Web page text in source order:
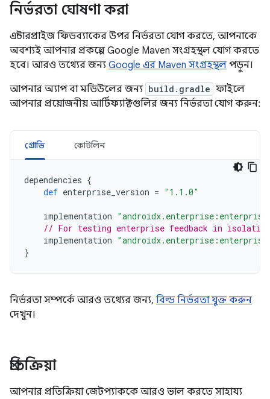
নির্ভরতা ঘোষণা করা
এন্টারপ্রাইজ ফিডব্যাকের উপর নির্ভরতা যোগ করতে, আপনাকে
অবশ্যই আপনার প্রকল্পে Google Maven সংগ্রহস্থল যোগ করতে
হবে। আরও তথ্যের জন্য Google এর Maven সংগ্রহস্থল পড়ুন।
আপনার অ্যাপ বা মডিউলের জন্য build.gradle ফাইলে
আপনার প্রয়োজনীয় আর্টিফ্যাক্টগুলির জন্য নির্ভরতা যোগ করুন:
গ্রোভি কোটলিন
dependencies {
def enterprise_version = "1.1.0"
implementation
// For testing enterprise feedback in isolation
implementation
}
নির্ভরতা সম্পর্কে আরও তথ্যের জন্য, বিল্ড নির্ভরতা যুক্ত করুন
দেখুন।
প্রতিক্রিয়া
আপনার প্রতিক্রিয়া জেটপ্যাককে আরও ভাল করতে সাহায্য